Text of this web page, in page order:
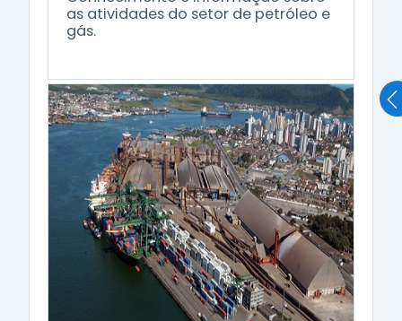
as atividades do setor de petróleo e
gás.